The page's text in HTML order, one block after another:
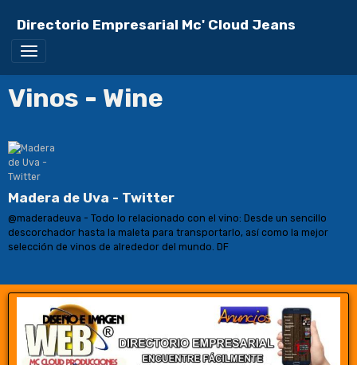
Directorio Empresarial Mc' Cloud Jeans
Vinos - Wine
Madera de Uva - Twitter
@maderadeuva - Todo lo relacionado con el vino: Desde un sencillo
descorchador hasta la maleta para transportarlo, así como la mejor
selección de vinos de alrededor del mundo. DF